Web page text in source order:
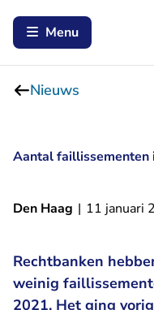
Menu
Nieuws
Aantal faillissementen
Den Haag | 11 januari
Rechtbanken
weinig
2021. Het ging